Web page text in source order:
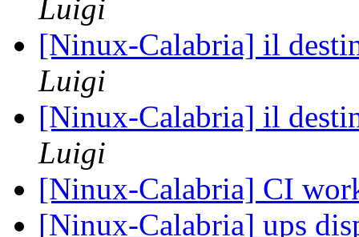
Luigi
[Ninux-Calabria] il
Luigi
[Ninux-Calabria] il
Luigi
[Ninux-Calabria] CI
[Ninux-Calabria] ups